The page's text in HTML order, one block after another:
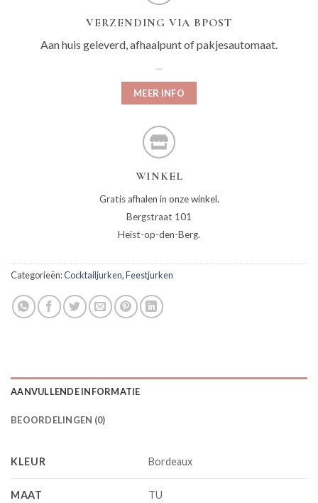
VERZENDING VIA BPOST
Aan huis geleverd, afhaalpunt of pakjesautomaat.
MEER INFO
WINKEL
Gratis afhalen in onze winkel.
Bergstraat 101
Heist-op-den-Berg.
Categorieën:Cocktailjurken,Feestjurken
AANVULLENDE INFORMATIE
BEOORDELINGEN (0)
KLEUR Bordeaux
MAAT TU